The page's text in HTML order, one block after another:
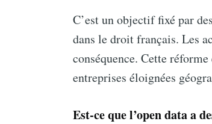
C’est un objectif fixé par
dans le droit français. Les
conséquence. Cette
entreprises éloignées
Est-ce que l’open data a